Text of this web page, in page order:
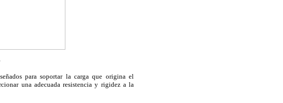
para soportar la carga que origina el
una adecuada resistencia y rigidez a la